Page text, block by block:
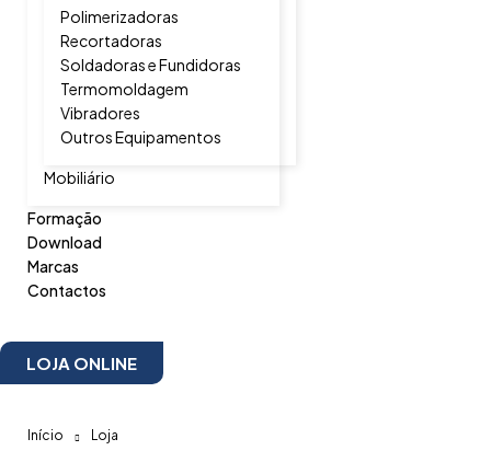
Polimerizadoras
Recortadoras
Soldadoras e Fundidoras
Termomoldagem
Vibradores
Outros Equipamentos
Mobiliário
Formação
Download
Marcas
Contactos
LOJA ONLINE
Início Loja